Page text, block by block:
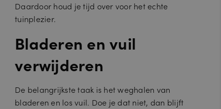
Daardoor houd je tijd over voor het echte
tuinplezier.
Bladeren en vuil
verwijderen
De belangrijkste taak is het weghalen van
bladeren en los vuil. Doe je dat niet, dan blijft